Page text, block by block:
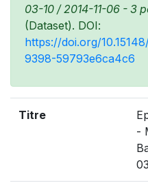
03-10 / 2014-11-06 - 3
(Dataset). DOI:
https://doi.org/
9398-59793e6ca4c6
Titre
-